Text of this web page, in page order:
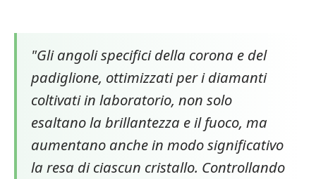
"Gli angoli specifici della corona e del
padiglione, ottimizzati per i diamanti
coltivati in laboratorio, non solo
esaltano la brillantezza e il fuoco, ma
aumentano anche in modo significativo
la resa di ciascun cristallo. Controllando